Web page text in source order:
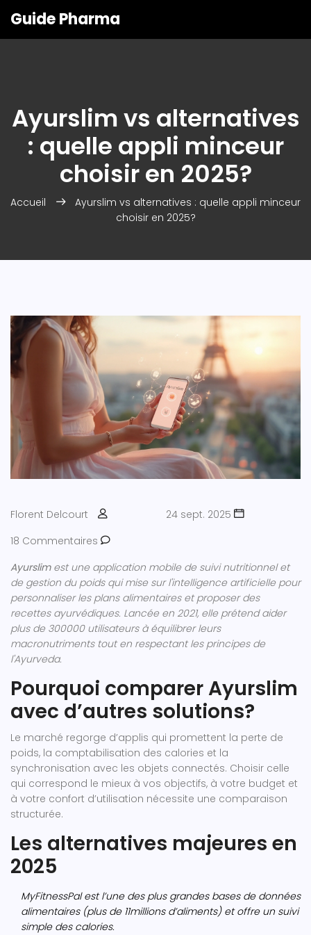
Guide Pharma
Ayurslim vs alternatives
: quelle appli minceur
choisir en 2025?
Accueil
Ayurslim vs alternatives : quelle appli minceur
choisir en 2025?
Florent Delcourt
24 sept. 2025
18 Commentaires
Ayurslimest une application mobile de suivi nutritionnel et
de gestion du poidsqui mise sur l'intelligence artificielle pour
personnaliser les plans alimentaires et proposer des
recettes ayurvédiques. Lancée en 2021, elle prétend aider
plus de 300000 utilisateurs à équilibrer leurs
macronutriments tout en respectant les principes de
l'Ayurveda.
Pourquoi comparer Ayurslim
avec d’autres solutions?
Le marché regorge d’applis qui promettent la perte de
poids, la comptabilisation des calories et la
synchronisation avec les objets connectés. Choisir celle
qui correspond le mieux à vos objectifs, à votre budget et
à votre confort d’utilisation nécessite une comparaison
structurée.
Les alternatives majeures en
2025
MyFitnessPal est l’une des plus grandes bases de données
alimentaires (plus de 11millions d’aliments) et offre un suivi
simple des calories.